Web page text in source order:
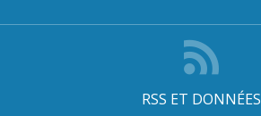
RSS ET DONNÉES